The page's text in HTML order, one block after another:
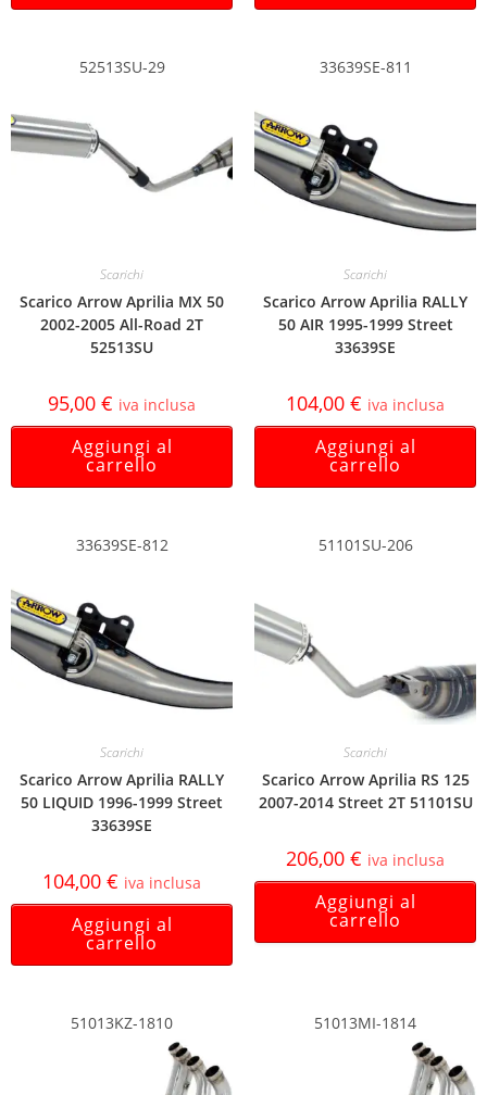
52513SU-29
Scarichi
Scarico Arrow Aprilia MX 50
2002-2005 All-Road 2T
52513SU
95,00 € iva inclusa
Aggiungi al
carrello
33639SE-811
Scarichi
Scarico Arrow Aprilia RALLY
50 AIR 1995-1999 Street
33639SE
104,00 € iva inclusa
Aggiungi al
carrello
33639SE-812
Scarichi
Scarico Arrow Aprilia RALLY
50 LIQUID 1996-1999 Street
33639SE
104,00 € iva inclusa
Aggiungi al
carrello
51101SU-206
Scarichi
Scarico Arrow Aprilia RS 125
2007-2014 Street 2T 51101SU
206,00 € iva inclusa
Aggiungi al
carrello
51013KZ-1810 51013MI-1814